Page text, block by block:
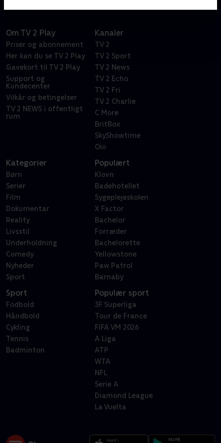
Om TV 2 Play
Priser og abonnement
Her kan du se TV 2 Play
Gavekort til TV 2 Play
Support og
Kundecenter
Vilkår og betingelser
TV 2 NEWS i offentligt
rum
Kanaler
TV 2
TV 2 Sport
TV 2 News
TV 2 Echo
TV 2 Fri
TV 2 Charlie
C More
BritBox
SkyShowtime
Oiii
Kategorier
Børn
Serier
Film
Dokumentar
Reality
Livsstil
Underholdning
Comedy
Nyheder
Sport
Populært
Klovn
Badehotellet
Sygeplejeskolen
X Factor
Bachelor
Forræder
Bachelorette
Yellowstone
Paw Patrol
Barnaby
Sport
Fodbold
Håndbold
Cykling
Tennis
Badminton
Populær sport
3F Superliga
Tour de France
FIFA VM 2026
A Liga
ATP
WTA
NFL
Serie A
Diamond League
La Vuelta